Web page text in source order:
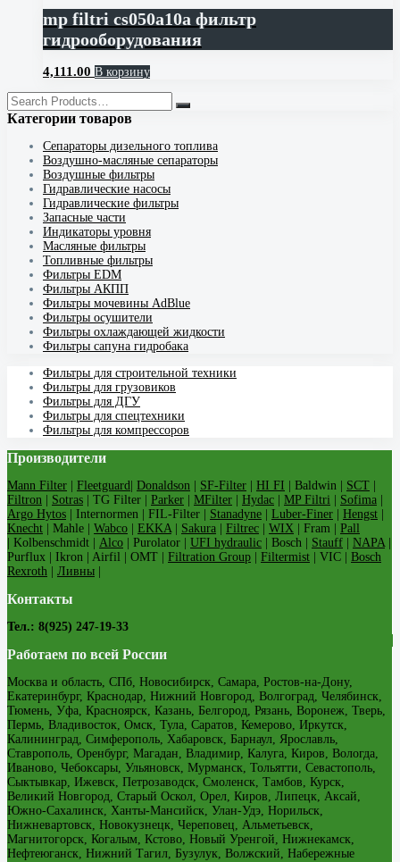
mp filtri cs050a10a фильтр
гидрооборудования
4,111.00 В корзину
Категории товаров
Cепараторы дизельного топлива
Воздушно-масляные сепараторы
Воздушные фильтры
Гидравлические насосы
Гидравлические фильтры
Запасные части
Индикаторы уровня
Масляные фильтры
Топливные фильтры
Фильтры EDM
Фильтры АКПП
Фильтры мочевины AdBlue
Фильтры осушители
Фильтры охлаждающей жидкости
Фильтры сапуна гидробака
Фильтры для строительной техники
Фильтры для грузовиков
Фильтры для ДГУ
Фильтры для спецтехники
Фильтры для компрессоров
Производители
Mann Filter Fleetguard Donaldson SF-Filter HI FI | Baldwin | SCT
Filtron
Sotras | TG Filter | Parker MFilter Hydac MP Filtri Sofima
Argo Hytos | Internormen | FIL-Filter | Stanadyne Luber-Finer Hengst
Knecht | Mahle | Wabco EKKA| Sakura Filtrec WIX | Fram | Pall
| Kolbenschmidt | Alco | Purolator | UFI hydraulic | Bosch | Stauff NAPA|
Purflux | Ikron | Airfil | OMT | Filtration Group Filtermist | VIC | Bosch
Rexroth
Ливны
Контакты
Тел.: 8(925) 247-19-33
Работаем по всей России
Москва и область, СПб, Новосибирск, Самара, Ростов-на-Дону,
Екатеринбург, Краснодар, Нижний Новгород, Волгоград, Челябинск,
Тюмень, Уфа, Красноярск, Казань, Белгород, Рязань, Воронеж, Тверь,
Пермь, Владивосток, Омск, Тула, Саратов, Кемерово, Иркутск,
Калининград, Симферополь, Хабаровск, Барнаул, Ярославль,
Ставрополь, Оренбург, Магадан, Владимир, Калуга, Киров, Вологда,
Иваново, Чебоксары, Ульяновск, Мурманск, Тольятти, Севастополь,
Сыктывкар, Ижевск, Петрозаводск, Смоленск, Тамбов, Курск,
Великий Новгород, Старый Оскол, Орел, Киров, Липецк, Аксай,
Южно-Сахалинск, Ханты-Мансийск, Улан-Удэ, Норильск,
Нижневартовск, Новокузнецк, Череповец, Альметьевск,
Магнитогорск, Когалым, Кстово, Новый Уренгой, Нижнекамск,
Нефтеюганск, Нижний Тагил, Бузулук, Волжский, Набережные